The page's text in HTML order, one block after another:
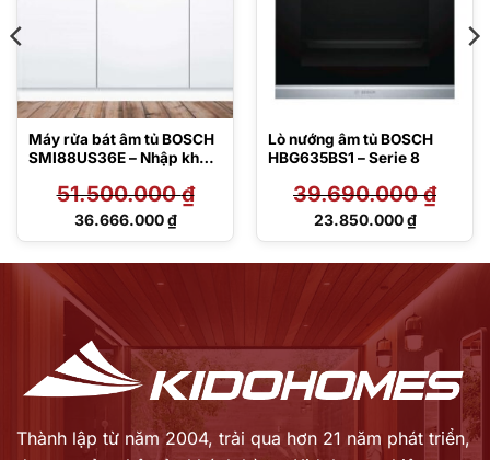
Máy rửa bát âm tủ BOSCH
SMI88US36E – Nhập khẩu
51.500.000₫
Giá
36.666.000₫
Giá
Lò nướng âm tủ BOSCH
HBG635BS1 – Serie 8
39.690.000₫
Giá
39.690.000 ₫.
23.850.000₫
Giá
23.850.000 ₫.
Thành lập từ năm 2004, trải qua hơn 21 năm phát triển,